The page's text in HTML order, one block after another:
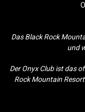
Das Black Rock
und
Der Onyx Club ist das
Rock Mountain